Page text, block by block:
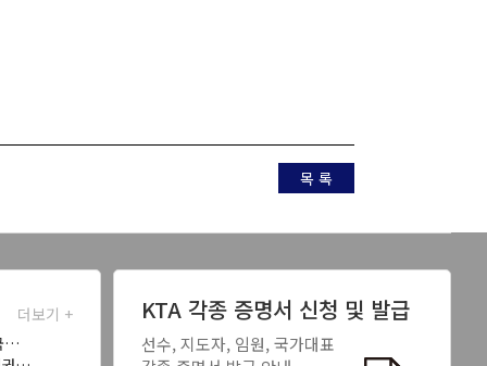
목 록
…
더보기 + KTA 각종 증명서 신청 및 발급
선수, 지도자, 임원, 국가대표